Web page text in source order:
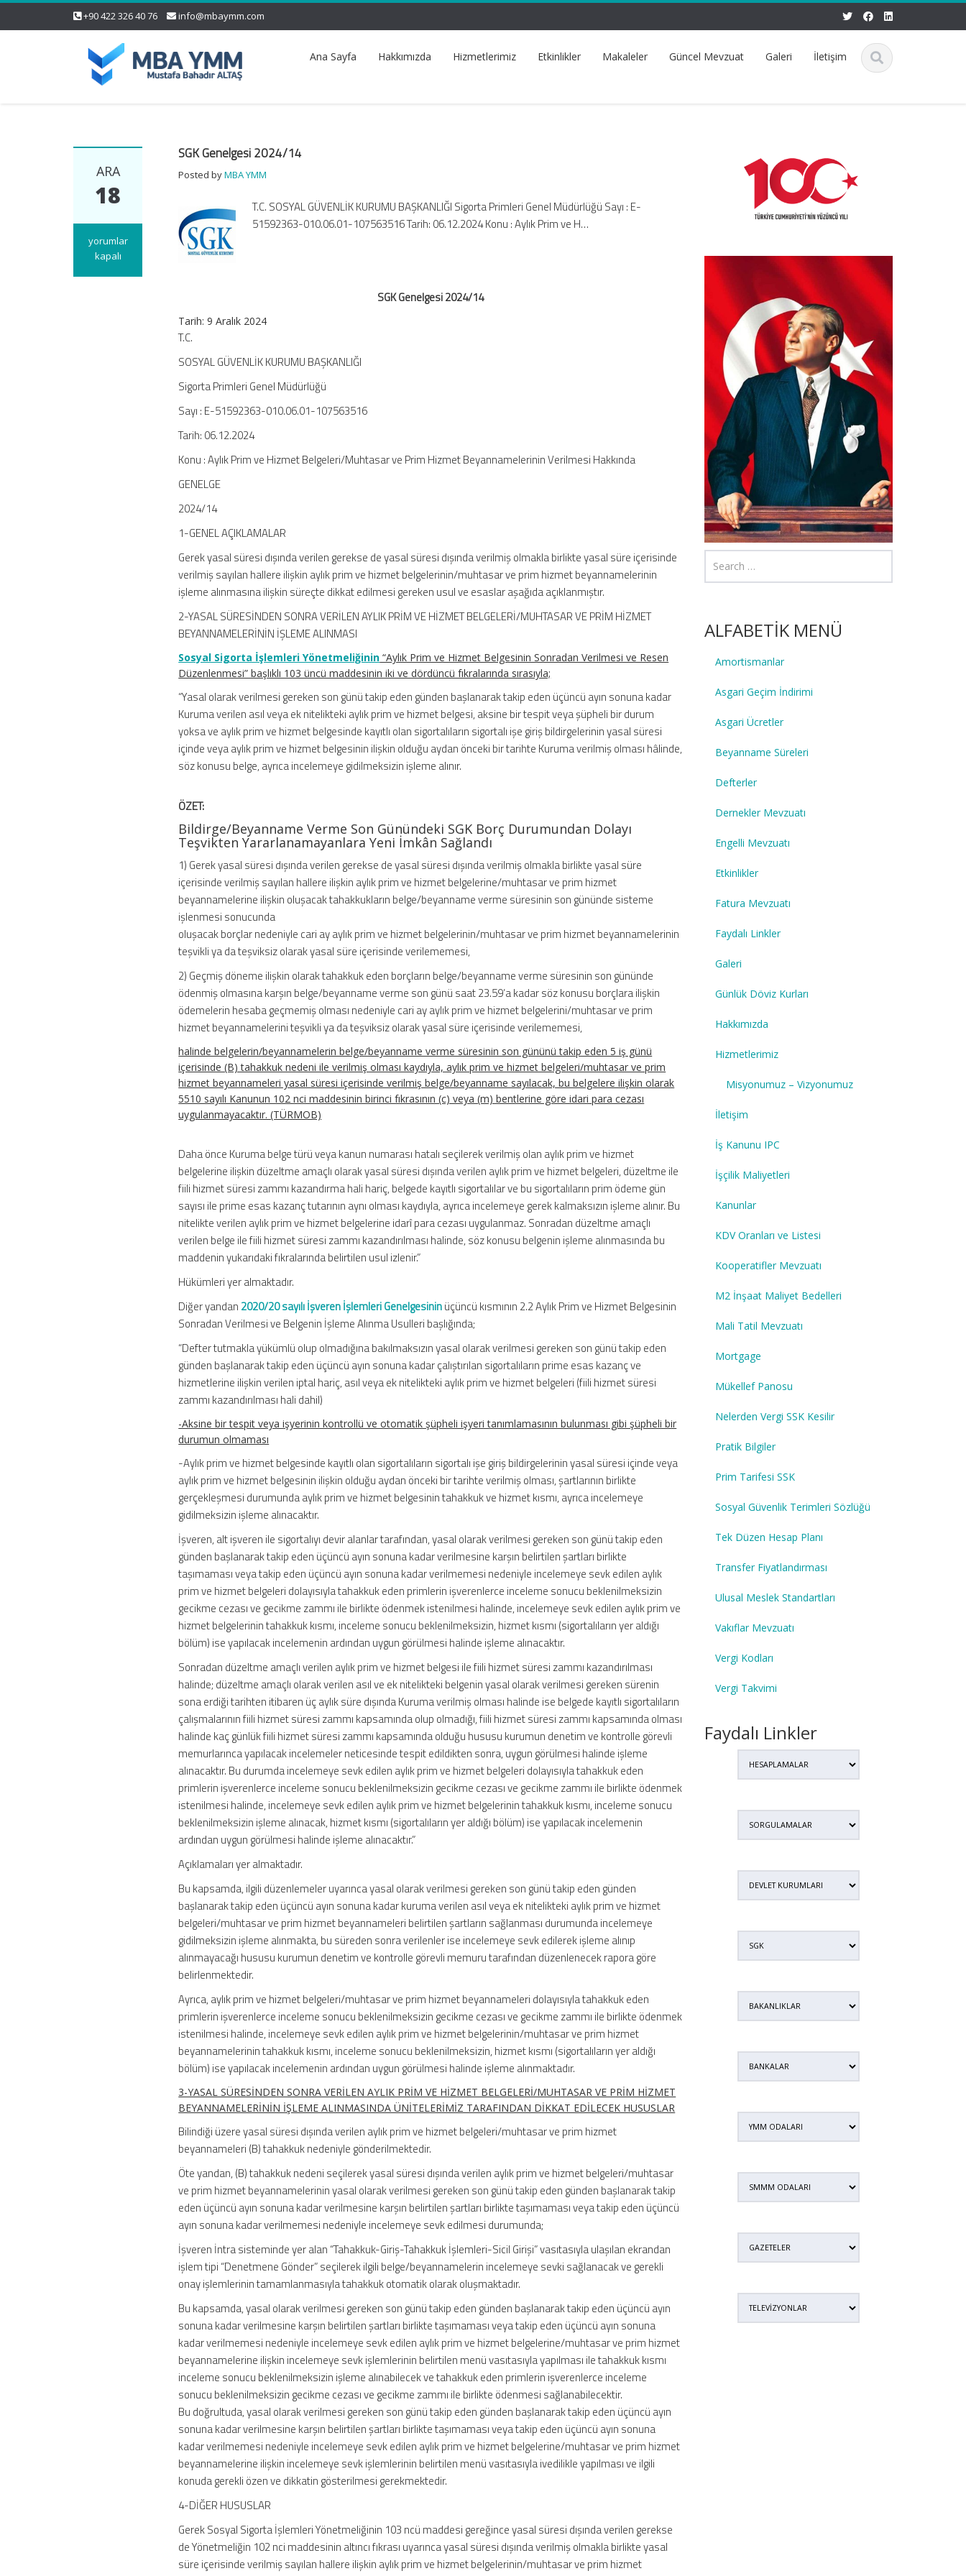
+90 422 326 40 76 info@mbaymm.com
Ana Sayfa Hakkımızda Hizmetlerimiz Etkinlikler Makaleler Güncel Mevzuat Galeri İletişim
ARA
18
SGK
Genelgesi
yorumlar
kapalı
SGK Genelgesi 2024/14
Posted byMBA YMM
T.C. SOSYAL GÜVENLİK KURUMU BAŞKANLIĞI Sigorta Primleri Genel Müdürlüğü Sayı : E-
51592363-010.06.01-107563516 Tarih: 06.12.2024 Konu : Aylık Prim ve H…
SGK Genelgesi 2024/14
Tarih: 9 Aralık 2024
T.C.
SOSYAL GÜVENLİK KURUMU BAŞKANLIĞI
Sigorta Primleri Genel Müdürlüğü
Sayı : E-51592363-010.06.01-107563516
Tarih: 06.12.2024
Konu : Aylık Prim ve Hizmet Belgeleri/Muhtasar ve Prim Hizmet Beyannamelerinin Verilmesi Hakkında
GENELGE
2024/14
1-GENEL AÇIKLAMALAR
Gerek yasal süresi dışında verilen gerekse de yasal süresi dışında verilmiş olmakla birlikte yasal süre içerisinde
verilmiş sayılan hallere ilişkin aylık prim ve hizmet belgelerinin/muhtasar ve prim hizmet beyannamelerinin
işleme alınmasına ilişkin süreçte dikkat edilmesi gereken usul ve esaslar aşağıda açıklanmıştır.
2-YASAL SÜRESİNDEN SONRA VERİLEN AYLIK PRİM VE HİZMET BELGELERİ/MUHTASAR VE PRİM HİZMET
BEYANNAMELERİNİN İŞLEME ALINMASI
Sosyal Sigorta İşlemleri Yönetmeliğinin “Aylık Prim ve Hizmet Belgesinin Sonradan Verilmesi ve Resen
Düzenlenmesi” başlıklı 103 üncü maddesinin iki ve dördüncü fıkralarında sırasıyla;
“Yasal olarak verilmesi gereken son günü takip eden günden başlanarak takip eden üçüncü ayın sonuna kadar
Kuruma verilen asıl veya ek nitelikteki aylık prim ve hizmet belgesi, aksine bir tespit veya şüpheli bir durum
yoksa ve aylık prim ve hizmet belgesinde kayıtlı olan sigortalıların sigortalı işe giriş bildirgelerinin yasal süresi
içinde veya aylık prim ve hizmet belgesinin ilişkin olduğu aydan önceki bir tarihte Kuruma verilmiş olması hâlinde,
söz konusu belge, ayrıca incelemeye gidilmeksizin işleme alınır.
ÖZET:
Bildirge/Beyanname Verme Son Günündeki SGK Borç Durumundan Dolayı
Teşvikten Yararlanamayanlara Yeni İmkân Sağlandı
1) Gerek yasal süresi dışında verilen gerekse de yasal süresi dışında verilmiş olmakla birlikte yasal süre
içerisinde verilmiş sayılan hallere ilişkin aylık prim ve hizmet belgelerine/muhtasar ve prim hizmet
beyannamelerine ilişkin oluşacak tahakkukların belge/beyanname verme süresinin son gününde sisteme
işlenmesi sonucunda
oluşacak borçlar nedeniyle cari ay aylık prim ve hizmet belgelerinin/muhtasar ve prim hizmet beyannamelerinin
teşvikli ya da teşviksiz olarak yasal süre içerisinde verilememesi,
2) Geçmiş döneme ilişkin olarak tahakkuk eden borçların belge/beyanname verme süresinin son gününde
ödenmiş olmasına karşın belge/beyanname verme son günü saat 23.59’a kadar söz konusu borçlara ilişkin
ödemelerin hesaba geçmemiş olması nedeniyle cari ay aylık prim ve hizmet belgelerini/muhtasar ve prim
hizmet beyannamelerini teşvikli ya da teşviksiz olarak yasal süre içerisinde verilememesi,
halinde belgelerin/beyannamelerin belge/beyanname verme süresinin son gününü takip eden 5 iş günü
içerisinde (B) tahakkuk nedeni ile verilmiş olması kaydıyla, aylık prim ve hizmet belgeleri/muhtasar ve prim
hizmet beyannameleri yasal süresi içerisinde verilmiş belge/beyanname sayılacak, bu belgelere ilişkin olarak
5510 sayılı Kanunun 102 nci maddesinin birinci fıkrasının (c) veya (m) bentlerine göre idari para cezası
uygulanmayacaktır. (TÜRMOB)
Daha önce Kuruma belge türü veya kanun numarası hatalı seçilerek verilmiş olan aylık prim ve hizmet
belgelerine ilişkin düzeltme amaçlı olarak yasal süresi dışında verilen aylık prim ve hizmet belgeleri, düzeltme ile
fiili hizmet süresi zammı kazandırma hali hariç, belgede kayıtlı sigortalılar ve bu sigortalıların prim ödeme gün
sayısı ile prime esas kazanç tutarının aynı olması kaydıyla, ayrıca incelemeye gerek kalmaksızın işleme alınır. Bu
nitelikte verilen aylık prim ve hizmet belgelerine idarî para cezası uygulanmaz. Sonradan düzeltme amaçlı
verilen belge ile fiili hizmet süresi zammı kazandırılması halinde, söz konusu belgenin işleme alınmasında bu
maddenin yukarıdaki fıkralarında belirtilen usul izlenir.”
Hükümleri yer almaktadır.
Diğer yandan 2020/20 sayılı İşveren İşlemleri Genelgesininüçüncü kısmının 2.2 Aylık Prim ve Hizmet Belgesinin
Sonradan Verilmesi ve Belgenin İşleme Alınma Usulleri başlığında;
“Defter tutmakla yükümlü olup olmadığına bakılmaksızın yasal olarak verilmesi gereken son günü takip eden
günden başlanarak takip eden üçüncü ayın sonuna kadar çalıştırılan sigortalıların prime esas kazanç ve
hizmetlerine ilişkin verilen iptal hariç, asıl veya ek nitelikteki aylık prim ve hizmet belgeleri (fiili hizmet süresi
zammı kazandırılması hali dahil)
-Aksine bir tespit veya işyerinin kontrollü ve otomatik şüpheli işyeri tanımlamasının bulunması gibi şüpheli bir
durumun olmaması
-Aylık prim ve hizmet belgesinde kayıtlı olan sigortalıların sigortalı işe giriş bildirgelerinin yasal süresi içinde veya
aylık prim ve hizmet belgesinin ilişkin olduğu aydan önceki bir tarihte verilmiş olması, şartlarının birlikte
gerçekleşmesi durumunda aylık prim ve hizmet belgesinin tahakkuk ve hizmet kısmı, ayrıca incelemeye
gidilmeksizin işleme alınacaktır.
İşveren, alt işveren ile sigortalıyı devir alanlar tarafından, yasal olarak verilmesi gereken son günü takip eden
günden başlanarak takip eden üçüncü ayın sonuna kadar verilmesine karşın belirtilen şartları birlikte
taşımaması veya takip eden üçüncü ayın sonuna kadar verilmemesi nedeniyle incelemeye sevk edilen aylık
prim ve hizmet belgeleri dolayısıyla tahakkuk eden primlerin işverenlerce inceleme sonucu beklenilmeksizin
gecikme cezası ve gecikme zammı ile birlikte ödenmek istenilmesi halinde, incelemeye sevk edilen aylık prim ve
hizmet belgelerinin tahakkuk kısmı, inceleme sonucu beklenilmeksizin, hizmet kısmı (sigortalıların yer aldığı
bölüm) ise yapılacak incelemenin ardından uygun görülmesi halinde işleme alınacaktır.
Sonradan düzeltme amaçlı verilen aylık prim ve hizmet belgesi ile fiili hizmet süresi zammı kazandırılması
halinde; düzeltme amaçlı olarak verilen asıl ve ek nitelikteki belgenin yasal olarak verilmesi gereken sürenin
sona erdiği tarihten itibaren üç aylık süre dışında Kuruma verilmiş olması halinde ise belgede kayıtlı sigortalıların
çalışmalarının fiili hizmet süresi zammı kapsamında olup olmadığı, fiili hizmet süresi zammı kapsamında olması
halinde kaç günlük fiili hizmet süresi zammı kapsamında olduğu hususu kurumun denetim ve kontrolle görevli
memurlarınca yapılacak incelemeler neticesinde tespit edildikten sonra, uygun görülmesi halinde işleme
alınacaktır. Bu durumda incelemeye sevk edilen aylık prim ve hizmet belgeleri dolayısıyla tahakkuk eden
primlerin işverenlerce inceleme sonucu beklenilmeksizin gecikme cezası ve gecikme zammı ile birlikte ödenmek
istenilmesi halinde, incelemeye sevk edilen aylık prim ve hizmet belgelerinin tahakkuk kısmı, inceleme sonucu
beklenilmeksizin işleme alınacak, hizmet kısmı (sigortalıların yer aldığı bölüm) ise yapılacak incelemenin
ardından uygun görülmesi halinde işleme alınacaktır.”
Açıklamaları yer almaktadır.
Bu kapsamda, ilgili düzenlemeler uyarınca yasal olarak verilmesi gereken son günü takip eden günden
başlanarak takip eden üçüncü ayın sonuna kadar kuruma verilen asıl veya ek nitelikteki aylık prim ve hizmet
belgeleri/muhtasar ve prim hizmet beyannameleri belirtilen şartların sağlanması durumunda incelemeye
gidilmeksizin işleme alınmakta, bu süreden sonra verilenler ise incelemeye sevk edilerek işleme alınıp
alınmayacağı hususu kurumun denetim ve kontrolle görevli memuru tarafından düzenlenecek rapora göre
belirlenmektedir.
Ayrıca, aylık prim ve hizmet belgeleri/muhtasar ve prim hizmet beyannameleri dolayısıyla tahakkuk eden
primlerin işverenlerce inceleme sonucu beklenilmeksizin gecikme cezası ve gecikme zammı ile birlikte ödenmek
istenilmesi halinde, incelemeye sevk edilen aylık prim ve hizmet belgelerinin/muhtasar ve prim hizmet
beyannamelerinin tahakkuk kısmı, inceleme sonucu beklenilmeksizin, hizmet kısmı (sigortalıların yer aldığı
bölüm) ise yapılacak incelemenin ardından uygun görülmesi halinde işleme alınmaktadır.
3-YASAL SÜRESİNDEN SONRA VERİLEN AYLIK PRİM VE HİZMET BELGELERİ/MUHTASAR VE PRİM HİZMET
BEYANNAMELERİNİN İŞLEME ALINMASINDA ÜNİTELERİMİZ TARAFINDAN DİKKAT EDİLECEK HUSUSLAR
Bilindiği üzere yasal süresi dışında verilen aylık prim ve hizmet belgeleri/muhtasar ve prim hizmet
beyannameleri (B) tahakkuk nedeniyle gönderilmektedir.
Öte yandan, (B) tahakkuk nedeni seçilerek yasal süresi dışında verilen aylık prim ve hizmet belgeleri/muhtasar
ve prim hizmet beyannamelerinin yasal olarak verilmesi gereken son günü takip eden günden başlanarak takip
eden üçüncü ayın sonuna kadar verilmesine karşın belirtilen şartları birlikte taşımaması veya takip eden üçüncü
ayın sonuna kadar verilmemesi nedeniyle incelemeye sevk edilmesi durumunda;
İşveren İntra sisteminde yer alan “Tahakkuk-Giriş-Tahakkuk İşlemleri-Sicil Girişi” vasıtasıyla ulaşılan ekrandan
işlem tipi “Denetmene Gönder” seçilerek ilgili belge/beyannamelerin incelemeye sevki sağlanacak ve gerekli
onay işlemlerinin tamamlanmasıyla tahakkuk otomatik olarak oluşmaktadır.
Bu kapsamda, yasal olarak verilmesi gereken son günü takip eden günden başlanarak takip eden üçüncü ayın
sonuna kadar verilmesine karşın belirtilen şartları birlikte taşımaması veya takip eden üçüncü ayın sonuna
kadar verilmemesi nedeniyle incelemeye sevk edilen aylık prim ve hizmet belgelerine/muhtasar ve prim hizmet
beyannamelerine ilişkin incelemeye sevk işlemlerinin belirtilen menü vasıtasıyla yapılması ile tahakkuk kısmı
inceleme sonucu beklenilmeksizin işleme alınabilecek ve tahakkuk eden primlerin işverenlerce inceleme
sonucu beklenilmeksizin gecikme cezası ve gecikme zammı ile birlikte ödenmesi sağlanabilecektir.
Bu doğrultuda, yasal olarak verilmesi gereken son günü takip eden günden başlanarak takip eden üçüncü ayın
sonuna kadar verilmesine karşın belirtilen şartları birlikte taşımaması veya takip eden üçüncü ayın sonuna
kadar verilmemesi nedeniyle incelemeye sevk edilen aylık prim ve hizmet belgelerine/muhtasar ve prim hizmet
beyannamelerine ilişkin incelemeye sevk işlemlerinin belirtilen menü vasıtasıyla ivedilikle yapılması ve ilgili
konuda gerekli özen ve dikkatin gösterilmesi gerekmektedir.
4-DİĞER HUSUSLAR
Gerek Sosyal Sigorta İşlemleri Yönetmeliğinin 103 ncü maddesi gereğince yasal süresi dışında verilen gerekse
de Yönetmeliğin 102 nci maddesinin altıncı fıkrası uyarınca yasal süresi dışında verilmiş olmakla birlikte yasal
süre içerisinde verilmiş sayılan hallere ilişkin aylık prim ve hizmet belgelerinin/muhtasar ve prim hizmet
ALFABETİK MENÜ
Amortismanlar
Asgari Geçim İndirimi
Asgari Ücretler
Beyanname Süreleri
Defterler
Dernekler Mevzuatı
Engelli Mevzuatı
Etkinlikler
Fatura Mevzuatı
Faydalı Linkler
Galeri
Günlük Döviz Kurları
Hakkımızda
Hizmetlerimiz
Misyonumuz – Vizyonumuz
İletişim
İş Kanunu IPC
İşçilik Maliyetleri
Kanunlar
KDV Oranları ve Listesi
Kooperatifler Mevzuatı
M2 İnşaat Maliyet Bedelleri
Mali Tatil Mevzuatı
Mortgage
Mükellef Panosu
Nelerden Vergi SSK Kesilir
Pratik Bilgiler
Prim Tarifesi SSK
Sosyal Güvenlik Terimleri Sözlüğü
Tek Düzen Hesap Planı
Transfer Fiyatlandırması
Ulusal Meslek Standartları
Vakıflar Mevzuatı
Vergi Kodları
Vergi Takvimi
Faydalı Linkler